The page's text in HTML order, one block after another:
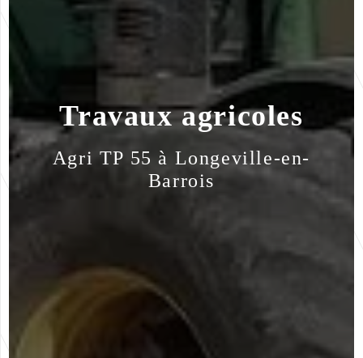
Travaux agricoles
Agri TP 55 à Longeville-en-
Barrois